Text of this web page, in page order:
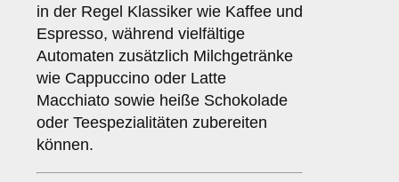
in der Regel Klassiker wie Kaffee und
Espresso, während vielfältige
Automaten zusätzlich Milchgetränke
wie Cappuccino oder Latte
Macchiato sowie heiße Schokolade
oder Teespezialitäten zubereiten
können.